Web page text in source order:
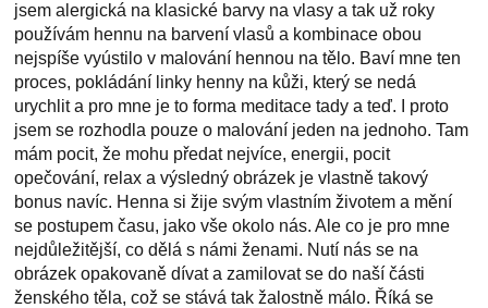
jsem alergická na klasické barvy na vlasy a tak už roky
používám hennu na barvení vlasů a kombinace obou
nejspíše vyústilo v malování hennou na tělo. Baví mne ten
proces, pokládání linky henny na kůži, který se nedá
urychlit a pro mne je to forma meditace tady a teď. I proto
jsem se rozhodla pouze o malování jeden na jednoho. Tam
mám pocit, že mohu předat nejvíce, energii, pocit
opečování, relax a výsledný obrázek je vlastně takový
bonus navíc. Henna si žije svým vlastním životem a mění
se postupem času, jako vše okolo nás. Ale co je pro mne
nejdůležitější, co dělá s námi ženami. Nutí nás se na
obrázek opakovaně dívat a zamilovat se do naší části
ženského těla, což se stává tak žalostně málo. Říká se